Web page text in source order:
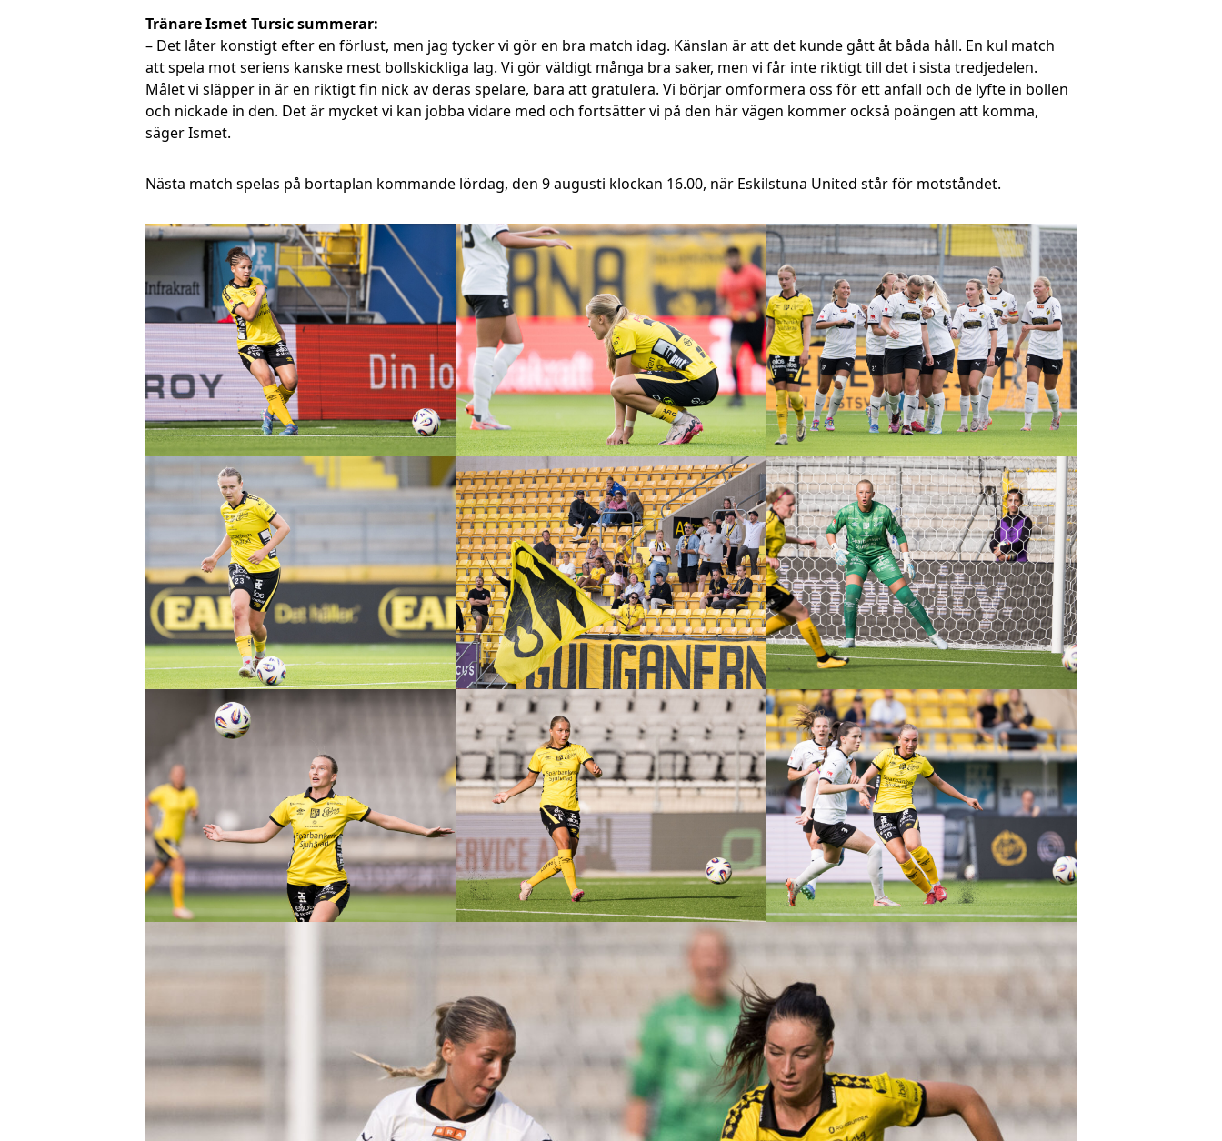
Tränare Ismet Tursic summerar:
– Det låter konstigt efter en förlust, men jag tycker vi gör en bra match idag. Känslan är att det kunde gått åt båda håll. En kul match
att spela mot seriens kanske mest bollskickliga lag. Vi gör väldigt många bra saker, men vi får inte riktigt till det i sista tredjedelen.
Målet vi släpper in är en riktigt fin nick av deras spelare, bara att gratulera. Vi börjar omformera oss för ett anfall och de lyfte in bollen
och nickade in den. Det är mycket vi kan jobba vidare med och fortsätter vi på den här vägen kommer också poängen att komma,
säger Ismet.
Nästa match spelas på bortaplan kommande lördag, den 9 augusti klockan 16.00, när Eskilstuna United står för motståndet.